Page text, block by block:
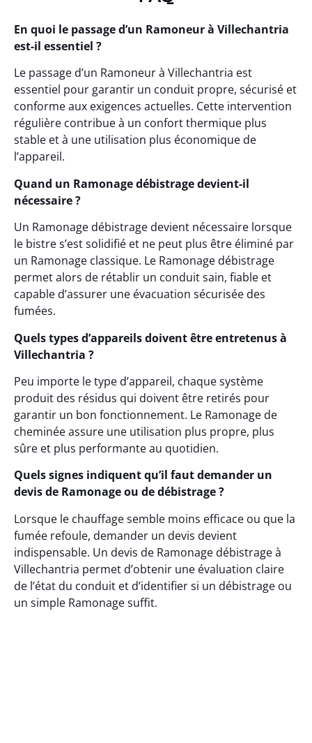
En quoi le passage d’un Ramoneur à Villechantria
est-il essentiel ?
Le passage d’un Ramoneur à Villechantria est
essentiel pour garantir un conduit propre, sécurisé et
conforme aux exigences actuelles. Cette intervention
régulière contribue à un confort thermique plus
stable et à une utilisation plus économique de
l’appareil.
Quand un Ramonage débistrage devient-il
nécessaire ?
Un Ramonage débistrage devient nécessaire lorsque
le bistre s’est solidifié et ne peut plus être éliminé par
un Ramonage classique. Le Ramonage débistrage
permet alors de rétablir un conduit sain, fiable et
capable d’assurer une évacuation sécurisée des
fumées.
Quels types d’appareils doivent être entretenus à
Villechantria ?
Peu importe le type d’appareil, chaque système
produit des résidus qui doivent être retirés pour
garantir un bon fonctionnement. Le Ramonage de
cheminée assure une utilisation plus propre, plus
sûre et plus performante au quotidien.
Quels signes indiquent qu’il faut demander un
devis de Ramonage ou de débistrage ?
Lorsque le chauffage semble moins efficace ou que la
fumée refoule, demander un devis devient
indispensable. Un devis de Ramonage débistrage à
Villechantria permet d’obtenir une évaluation claire
de l’état du conduit et d’identifier si un débistrage ou
un simple Ramonage suffit.